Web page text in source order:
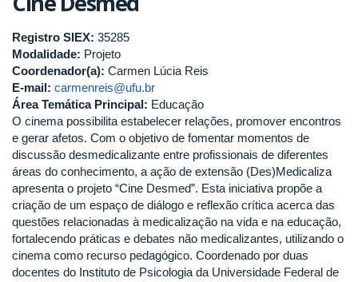
Registro SIEX: 35285
Modalidade: Projeto
Coordenador(a): Carmen Lúcia Reis
E-mail: carmenreis@ufu.br
Área Temática Principal: Educação
O cinema possibilita estabelecer relações, promover encontros
e gerar afetos. Com o objetivo de fomentar momentos de
discussão desmedicalizante entre profissionais de diferentes
áreas do conhecimento, a ação de extensão (Des)Medicaliza
apresenta o projeto “Cine Desmed”. Esta iniciativa propõe a
criação de um espaço de diálogo e reflexão crítica acerca das
questões relacionadas à medicalização na vida e na educação,
fortalecendo práticas e debates não medicalizantes, utilizando o
cinema como recurso pedagógico. Coordenado por duas
docentes do Instituto de Psicologia da Universidade Federal de